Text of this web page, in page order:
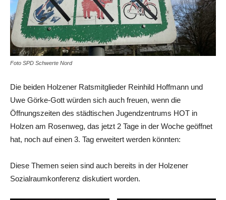
Foto SPD Schwerte Nord
Die beiden Holzener Ratsmitglieder Reinhild Hoffmann und
Uwe Görke-Gott würden sich auch freuen, wenn die
Öffnungszeiten des städtischen Jugendzentrums HOT in
Holzen am Rosenweg, das jetzt 2 Tage in der Woche geöffnet
hat, noch auf einen 3. Tag erweitert werden könnten:
Diese Themen seien sind auch bereits in der Holzener
Sozialraumkonferenz diskutiert worden.